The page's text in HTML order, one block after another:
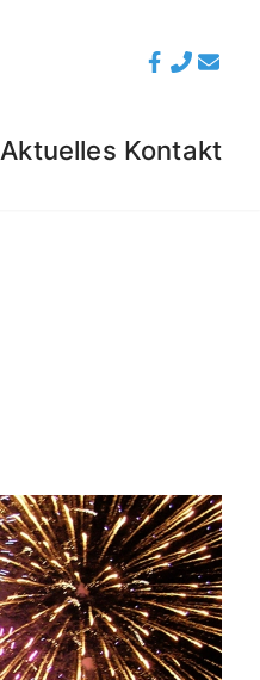
Aktuelles Kontakt